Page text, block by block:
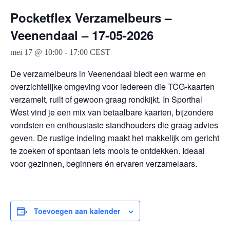
Pocketflex Verzamelbeurs –
Veenendaal – 17-05-2026
mei 17 @ 10:00 - 17:00 CEST
De verzamelbeurs in Veenendaal biedt een warme en
overzichtelijke omgeving voor iedereen die TCG-kaarten
verzamelt, ruilt of gewoon graag rondkijkt. In Sporthal
West vind je een mix van betaalbare kaarten, bijzondere
vondsten en enthousiaste standhouders die graag advies
geven. De rustige indeling maakt het makkelijk om gericht
te zoeken of spontaan iets moois te ontdekken. Ideaal
voor gezinnen, beginners én ervaren verzamelaars.
Toevoegen aan kalender